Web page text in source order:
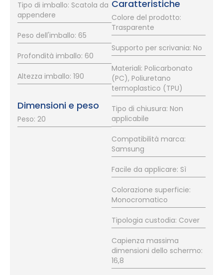
Tipo di imballo: Scatola da
appendere
Peso dell'imballo: 65
Profondità imballo: 60
Altezza imballo: 190
Dimensioni e peso
Peso: 20
Caratteristiche
Colore del prodotto:
Trasparente
Supporto per scrivania: No
Materiali: Policarbonato
(PC), Poliuretano
termoplastico (TPU)
Tipo di chiusura: Non
applicabile
Compatibilità marca:
Samsung
Facile da applicare: Sì
Colorazione superficie:
Monocromatico
Tipologia custodia: Cover
Capienza massima
dimensioni dello schermo:
16,8